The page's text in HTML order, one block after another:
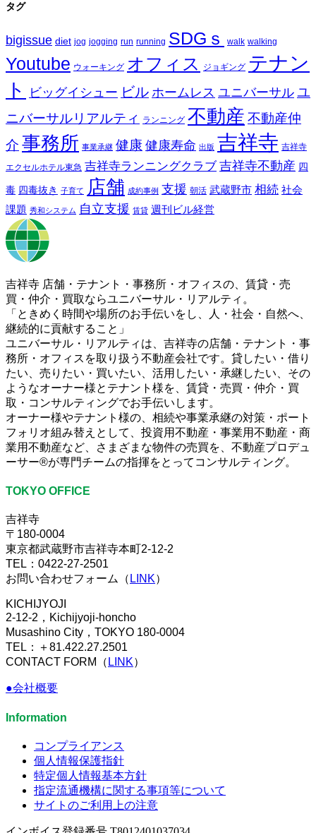
タグ
bigissue diet jog jogging run running SDGｓ walk walking
Youtube ウォーキング オフィス ジョギング テナン
ト
ビッグイシュー ビル ホームレス ユニバーサルユ
ニバーサルリアルティ
ランニング 不動産 不動産仲
介 事務所 事業承継 健康健康寿命 出版 吉祥寺 吉祥寺
エクセルホテル東急 吉祥寺ランニングクラブ 吉祥寺不動産 四
毒 四毒抜き 子育て 店舗 成約事例 支援 朝活 武蔵野市 相続 社会
課題 秀和システム 自立支援 賃貸 週刊ビル経営
吉祥寺 店舗・テナント・事務所・オフィスの、賃貸・売
買・仲介・買取ならユニバーサル・リアルティ。
「ときめく時間や場所のお手伝いをし、人・社会・自然へ、
継続的に貢献すること」
ユニバーサル・リアルティは、吉祥寺の店舗・テナント・事
務所・オフィスを取り扱う不動産会社です。貸したい・借り
たい、売りたい・買いたい、活用したい・承継したい、その
ようなオーナー様とテナント様を、賃貸・売買・仲介・買
取・コンサルティングでお手伝いします。
オーナー様やテナント様の、相続や事業承継の対策・ポート
フォリオ組み替えとして、投資用不動産・事業用不動産・商
業用不動産など、さまざまな物件の売買を、不動産プロデュ
ーサー®が専門チームの指揮をとってコンサルティング。
TOKYO OFFICE
吉祥寺
〒180-0004
東京都武蔵野市吉祥寺本町2-12-2
TEL：0422-27-2501
お問い合わせフォーム（ LINK）
KICHIJYOJI
2-12-2，Kichijyoji-honcho
Musashino City，TOKYO 180-0004
TEL：＋81.422.27.2501
CONTACT FORM（ LINK）
●会社概要
Information
コンプライアンス
個人情報保護指針
特定個人情報基本方針
指定流通機構に関する事項等について
サイトのご利用上の注意